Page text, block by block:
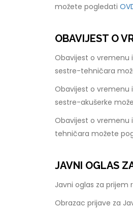
možete pogledati
OBAVIJEST O
Obavijest o vremenu
sestre-tehničara
Obavijest o vremenu
sestre-akušerke
Obavijest o vremenu
tehničara možete
JAVNI OGLAS
Javni oglas za prijem
Obrazac prijave za